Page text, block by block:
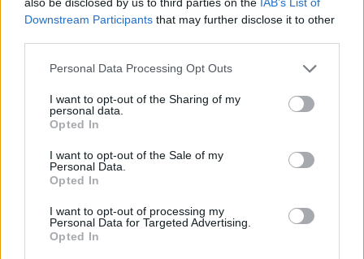
Downstream Participants that may further disclose it to other
Personal Data Processing Opt Outs
I want to opt-out of the Sharing of my
personal data.
Opted In
I want to opt-out of the Sale of my
Personal Data.
Opted In
I want to opt-out of processing my
Personal Data for Targeted Advertising.
Opted In
egyszerre érettségiznek és OKJ-vizsgáznak majd a
diákok
A 2020-ban létrejövő technikumok 10. évfolyamán ágazati
érettségiznének és tennének OKJ-vizsgát.
Közoktatás